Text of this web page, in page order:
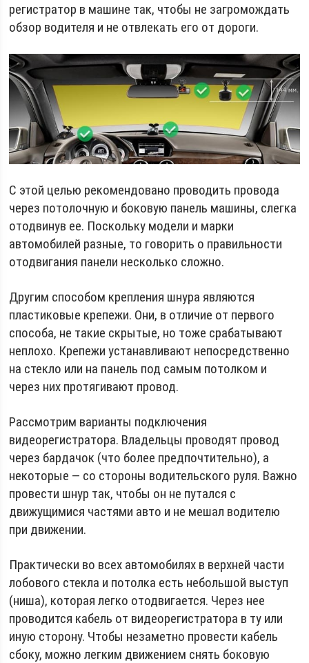
регистратор в машине так, чтобы не загромождать
обзор водителя и не отвлекать его от дороги.
С этой целью рекомендовано проводить провода
через потолочную и боковую панель машины, слегка
отодвинув ее. Поскольку модели и марки
автомобилей разные, то говорить о правильности
отодвигания панели несколько сложно.
Другим способом крепления шнура являются
пластиковые крепежи. Они, в отличие от первого
способа, не такие скрытые, но тоже срабатывают
неплохо. Крепежи устанавливают непосредственно
на стекло или на панель под самым потолком и
через них протягивают провод.
Рассмотрим варианты подключения
видеорегистратора. Владельцы проводят провод
через бардачок (что более предпочтительно), а
некоторые — со стороны водительского руля. Важно
провести шнур так, чтобы он не путался с
движущимися частями авто и не мешал водителю
при движении.
Практически во всех автомобилях в верхней части
лобового стекла и потолка есть небольшой выступ
(ниша), которая легко отодвигается. Через нее
проводится кабель от видеорегистратора в ту или
иную сторону. Чтобы незаметно провести кабель
сбоку, можно легким движением снять боковую